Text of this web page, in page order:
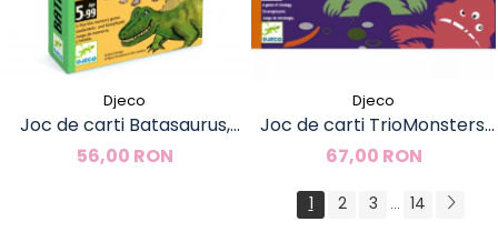
Djeco
Joc de carti Batasaurus,
Djeco
56,00 RON
Djeco
Joc de carti TrioMonsters,
Djeco
67,00 RON
1 2 3 ... 14